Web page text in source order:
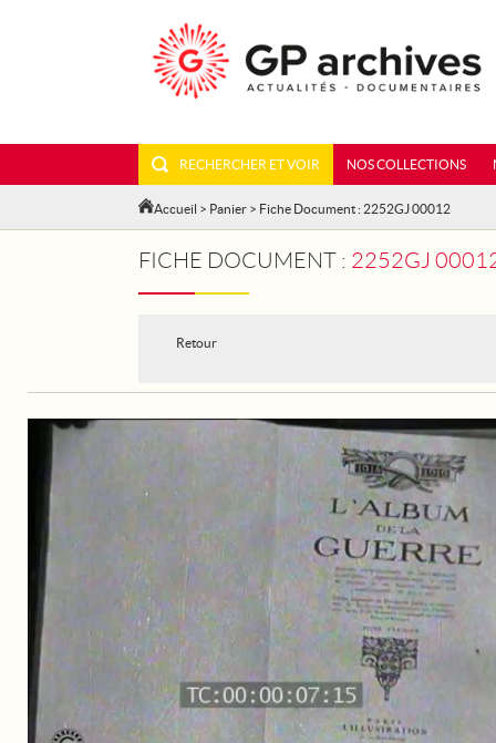
RECHERCHER ET VOIR NOS COLLECTIONS
Accueil > Panier > Fiche Document : 2252GJ 00012
FICHE DOCUMENT : 2252GJ 00012
Retour